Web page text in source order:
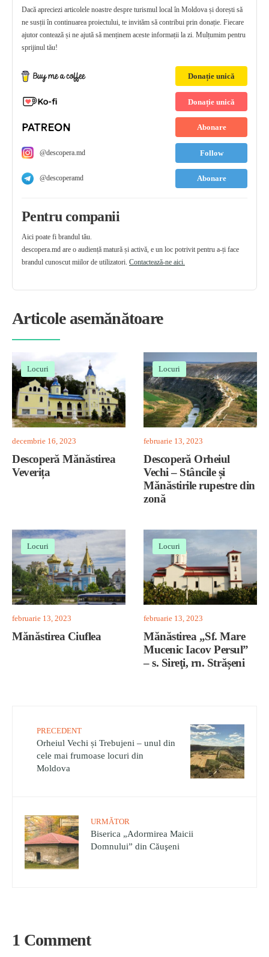
Dacă apreciezi articolele noastre despre turismul local în Moldova și dorești să
ne susții în continuarea proiectului, te invităm să contribui prin donație. Fiecare
ajutor contează și ne ajută să menținem aceste informații la zi. Mulțumim pentru
sprijinul tău!
Donație unică
Donație unică
Abonare
@descopera.md Follow
@descoperamd Abonare
Pentru companii
Aici poate fi brandul tău.
descopera.md are o audiență matură și activă, e un loc potrivit pentru a-ți face
brandul cunoscut miilor de utilizatori. Contactează-ne aici.
Articole asemănătoare
Locuri
decembrie 16, 2023
Descoperă Mănăstirea
Veverița
Locuri
februarie 13, 2023
Descoperă Orheiul
Vechi – Stâncile și
Mănăstirile rupestre din
zonă
Locuri
februarie 13, 2023
Mănăstirea Ciuflea
Locuri
februarie 13, 2023
Mănăstirea „Sf. Mare
Mucenic Iacov Persul”
– s. Sireţi, rn. Strășeni
PRECEDENT
Orheiul Vechi și Trebujeni – unul din
cele mai frumoase locuri din
Moldova
URMĂTOR
Biserica „Adormirea Maicii
Domnului” din Căuşeni
1 Comment